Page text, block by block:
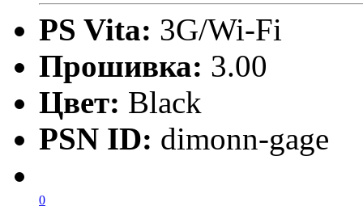
PS Vita: 3G/Wi-Fi
Прошивка: 3.00
Цвет: Black
PSN ID: dimonn-gage
0